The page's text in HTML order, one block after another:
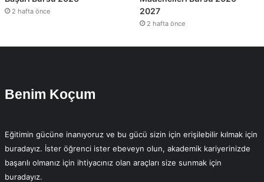
2 hafta önce
2027
2 hafta önce
Benim Koçum
Eğitimin gücüne inanıyoruz ve bu gücü sizin için erişilebilir kılmak için
buradayız. İster öğrenci ister ebeveyn olun, akademik kariyerinizde
başarılı olmanız için ihtiyacınız olan araçları size sunmak için
buradayız.